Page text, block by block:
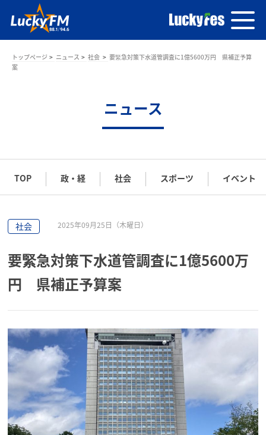
トップページ ニュース 社会
要緊急対策下水道管調査に1億5600万円 県補正予算
案
ニュース
TOP 政・経 社会 スポーツ イベント
社会 2025年09月25日（木曜日）
要緊急対策下水道管調査に1億5600万
円 県補正予算案